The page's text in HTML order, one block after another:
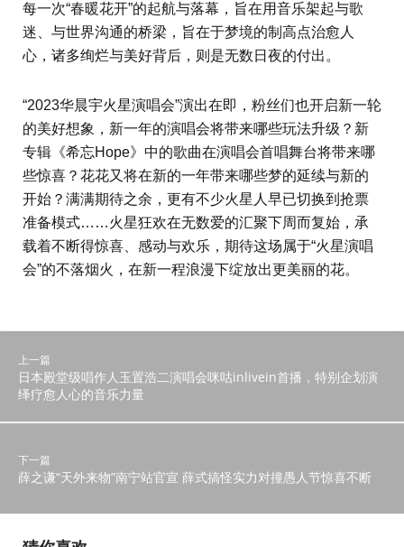
每一次“春暖花开”的起航与落幕，旨在用音乐架起与歌
迷、与世界沟通的桥梁，旨在于梦境的制高点治愈人
心，诸多绚烂与美好背后，则是无数日夜的付出。
“2023华晨宇火星演唱会”演出在即，粉丝们也开启新一轮
的美好想象，新一年的演唱会将带来哪些玩法升级？新
专辑《希忘Hope》中的歌曲在演唱会首唱舞台将带来哪
些惊喜？花花又将在新的一年带来哪些梦的延续与新的
开始？满满期待之余，更有不少火星人早已切换到抢票
准备模式……火星狂欢在无数爱的汇聚下周而复始，承
载着不断得惊喜、感动与欢乐，期待这场属于“火星演唱
会”的不落烟火，在新一程浪漫下绽放出更美丽的花。
上一篇
日本殿堂级唱作人玉置浩二演唱会咪咕inlivein首播，特别企划演
绎疗愈人心的音乐力量
下一篇
薛之谦“天外来物”南宁站官宣 薛式搞怪实力对撞愚人节惊喜不断